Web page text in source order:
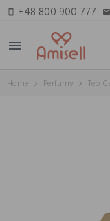
smartphone +48 800 900 777 email
menu
Home Perfumy Teo